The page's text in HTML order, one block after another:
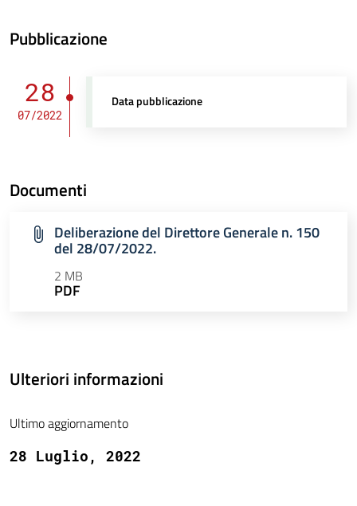
Pubblicazione
28
07/2022
Data pubblicazione
Documenti
Deliberazione del Direttore Generale n. 150
del 28/07/2022.
2 MB
PDF
Ulteriori informazioni
Ultimo aggiornamento
28 Luglio, 2022